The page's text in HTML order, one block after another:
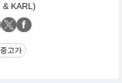
& KARL)
중고가